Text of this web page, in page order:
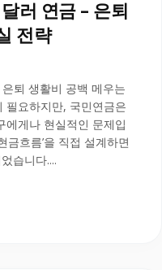
러 연금 – 은퇴
전략
퇴 생활비 공백 메우는
필요하지만, 국민연금은
에게나 현실적인 문제입
금흐름’을 직접 설계하면
습니다....